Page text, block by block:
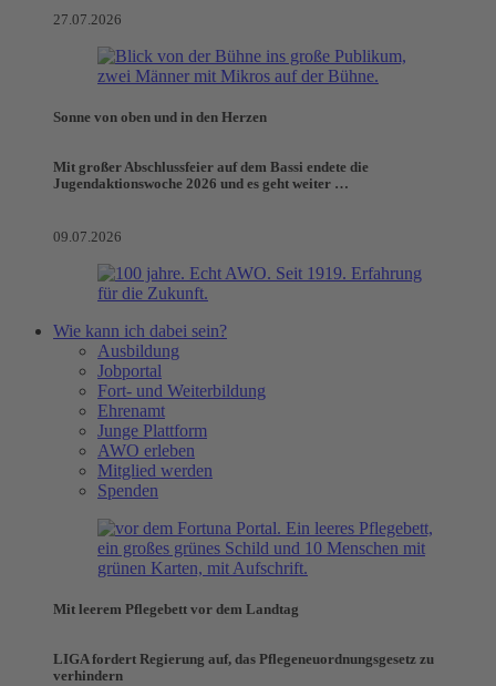
27.07.2026
Sonne von oben und in den Herzen
Mit großer Abschlussfeier auf dem Bassi endete die
Jugendaktionswoche 2026 und es geht weiter …
09.07.2026
Wie kann ich dabei sein?
Ausbildung
Jobportal
Fort- und Weiterbildung
Ehrenamt
Junge Plattform
AWO erleben
Mitglied werden
Spenden
Mit leerem Pflegebett vor dem Landtag
LIGA fordert Regierung auf, das Pflegeneuordnungsgesetz zu
verhindern